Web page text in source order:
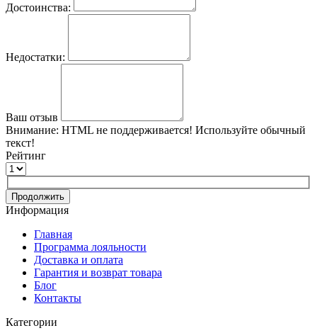
Достоинства:
Недостатки:
Ваш отзыв
Внимание: HTML не поддерживается! Используйте обычный
текст!
Рейтинг
Продолжить
Информация
Главная
Программа лояльности
Доставка и оплата
Гарантия и возврат товара
Блог
Контакты
Категории